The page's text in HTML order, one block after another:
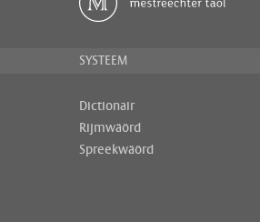
SYSTEEM
Dictionair
Rijmwäörd
Spreekwäörd